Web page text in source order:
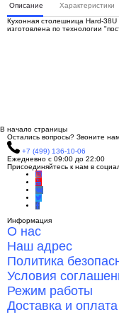
Описание Характеристики
Кухонная столешница Hard-38U
изготовлена по технологии
В начало страницы
Остались вопросы? Звоните
+7 (499) 136-10-06
Ежедневно с 09:00 до 22:00
Присоединяйтесь к нам в
Информация
О нас
Наш адрес
Политика
Условия
Режим работы
Доставка и оплата